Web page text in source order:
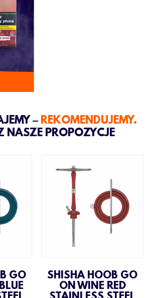
‒ REKOMENDUJEMY.
NASZE PROPOZYCJE
GO
SHISHA HOOB GO
ON WINE RED